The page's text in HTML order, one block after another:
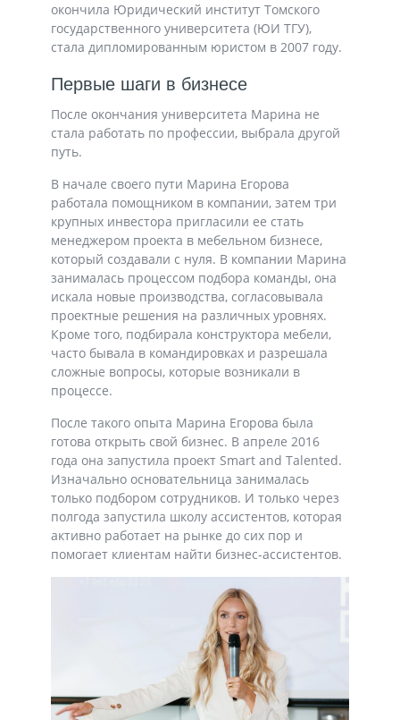
окончила Юридический институт Томского
государственного университета (ЮИ ТГУ),
стала дипломированным юристом в 2007 году.
Первые шаги в бизнесе
После окончания университета Марина не
стала работать по профессии, выбрала другой
путь.
В начале своего пути Марина Егорова
работала помощником в компании, затем три
крупных инвестора пригласили ее стать
менеджером проекта в мебельном бизнесе,
который создавали с нуля. В компании Марина
занималась процессом подбора команды, она
искала новые производства, согласовывала
проектные решения на различных уровнях.
Кроме того, подбирала конструктора мебели,
часто бывала в командировках и разрешала
сложные вопросы, которые возникали в
процессе.
После такого опыта Марина Егорова была
готова открыть свой бизнес. В апреле 2016
года она запустила проект Smart and Talented.
Изначально основательница занималась
только подбором сотрудников. И только через
полгода запустила школу ассистентов, которая
активно работает на рынке до сих пор и
помогает клиентам найти бизнес-ассистентов.